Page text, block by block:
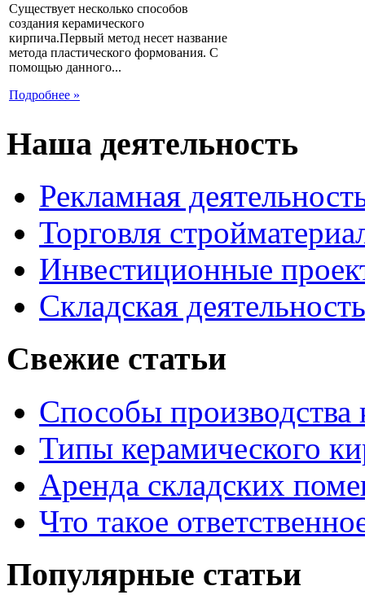
Существует несколько способов
создания керамического
кирпича.Первый метод несет название
метода пластического формования. С
помощью данного...
Подробнее »
Наша деятельность
Рекламная
Торговля
Инвестиционные
Складская деятельность
Свежие статьи
Способы производства
Типы керамического
Аренда складских
Что такое
Популярные статьи